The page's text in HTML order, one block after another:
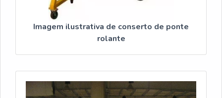
Imagem ilustrativa de conserto de ponte
rolante